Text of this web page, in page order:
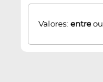
Valores: entreou